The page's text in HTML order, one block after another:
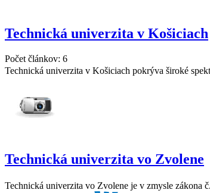
Technická univerzita v Košiciach
Počet článkov: 6
Technická univerzita v Košiciach pokrýva široké
Technická univerzita vo Zvolene
Technická univerzita vo Zvolene je v zmysle zákona